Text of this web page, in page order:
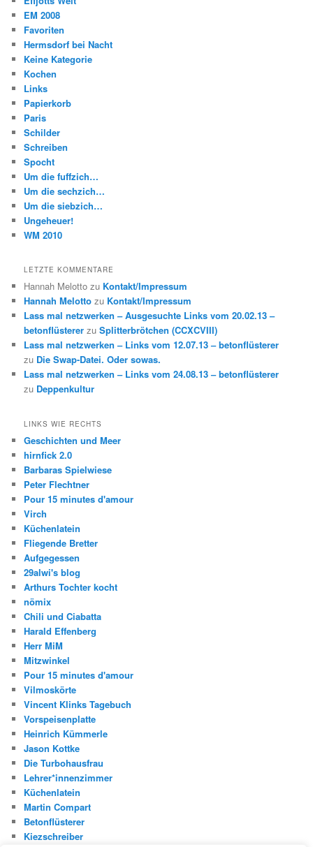
EM 2008
Favoriten
Hermsdorf bei Nacht
Keine Kategorie
Kochen
Links
Papierkorb
Paris
Schilder
Schreiben
Spocht
Um die fuffzich…
Um die sechzich…
Um die siebzich…
Ungeheuer!
WM 2010
LETZTE KOMMENTARE
Hannah Melotto zu Kontakt/Impressum
Hannah Melotto zu Kontakt/Impressum
Lass mal netzwerken – Ausgesuchte Links vom 20.02.13 –
betonflüsterer zuSplitterbrötchen (CCXCVIII)
Lass mal netzwerken – Links vom 12.07.13 – betonflüsterer
zu Die Swap-Datei. Oder sowas.
Lass mal netzwerken – Links vom 24.08.13 – betonflüsterer
zu Deppenkultur
LINKS WIE RECHTS
Geschichten und Meer
hirnfick 2.0
Barbaras Spielwiese
Peter Flechtner
Pour 15 minutes d'amour
Virch
Küchenlatein
Fliegende Bretter
Aufgegessen
29alwi's blog
Arthurs Tochter kocht
nömix
Chili und Ciabatta
Harald Effenberg
Herr MiM
Mitzwinkel
Pour 15 minutes d'amour
Vilmoskörte
Vincent Klinks Tagebuch
Vorspeisenplatte
Heinrich Kümmerle
Jason Kottke
Die Turbohausfrau
Lehrer*innenzimmer
Küchenlatein
Martin Compart
Betonflüsterer
Kiezschreiber